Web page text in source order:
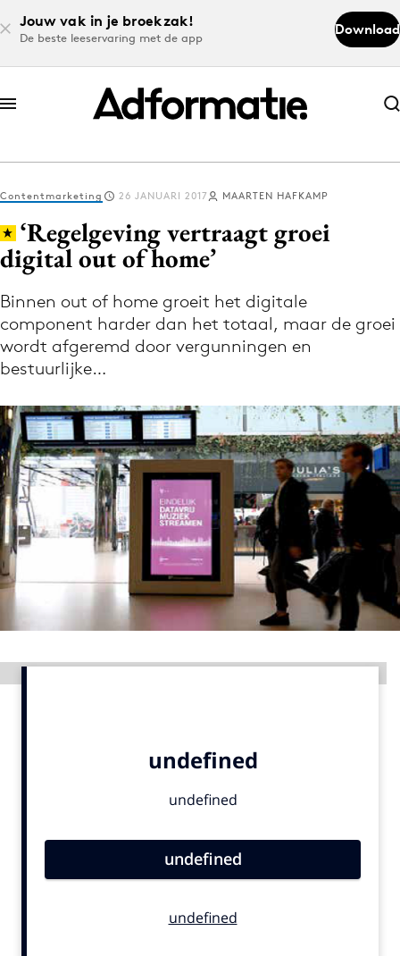
Jouw vak in je broekzak!
De beste leeservaring met de app
Download
Abonneer nu
Abonneer nu
Log in
Volg het laatste nieuws via de Adformatie
Nieuws app
Menu
Home
9 sept: GenAI-training
12 nov: MarketingLive!
Adverteren
Vacatures
Campagnes
Contentmarketing 26 JANUARI 2017 MAARTEN HAFKAMP
‘Regelgeving vertraagt groei
digital out of home’
Binnen out of home groeit het digitale
component harder dan het totaal, maar de groei
wordt afgeremd door vergunningen en
bestuurlijke…